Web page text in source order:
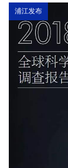
浦江发布